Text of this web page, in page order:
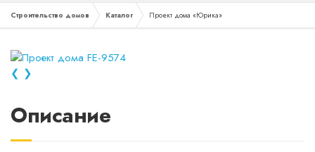
Строительство домов Каталог Проект дома «Юрика»
❮ ❯
Описание